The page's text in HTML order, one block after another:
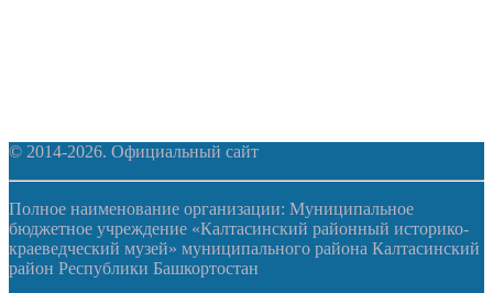
© 2014-2026. Официальный сайт
Полное наименование организации: Муниципальное
бюджетное учреждение «Калтасинский районный историко-
краеведческий музей» муниципального района Калтасинский
район Республики Башкортостан